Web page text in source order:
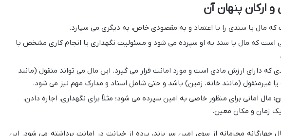
ارکان پنهان آن
مال یا سندی را با اعتماد و به مقصودی خاص، به دیگری می سپارد.
است که مال یا سند به او سپرده می شود و مسئولیت نگهداری یا انجام کاری مشخص با
که دارای ارزش مادی است و مورد امانت قرار می گیرد. این مال می تواند منقول (مانند
یا غیرمنقول (مانند خانه، زمین) باشد و حتی شامل اسناد و مدارک مهم نیز می شود.
مال امانی برای منظور خاصی به امین سپرده می شود؛ مثلاً برای نگهداری، اجاره دادن،
زمان و مکان معین.
چهارگانه مجرمانه از سوی امین سر بزند، پرده از خیانت در امانت برداشته می شود. این